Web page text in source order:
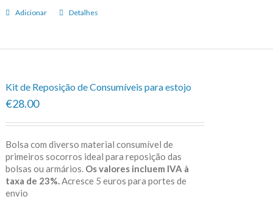
Adicionar Detalhes
Kit de Reposição de Consumíveis para estojo
€28.00
Bolsa com diverso material consumível de
primeiros socorros ideal para reposição das
bolsas ou armários. Os valores incluem IVA à
taxa de 23%. Acresce 5 euros para portes de
envio